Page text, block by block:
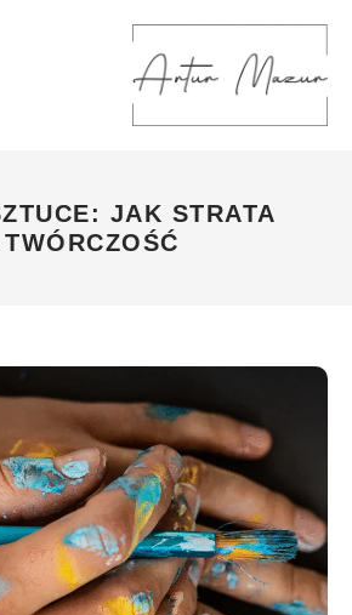
JAK STRATA